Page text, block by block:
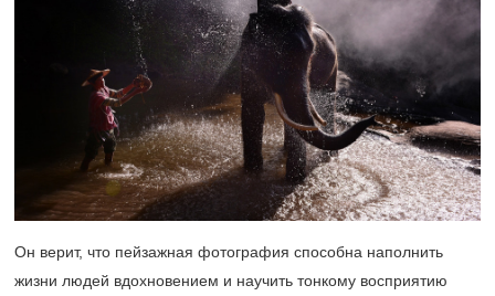
Он верит, что пейзажная фотография способна наполнить
жизни людей вдохновением и научить тонкому восприятию